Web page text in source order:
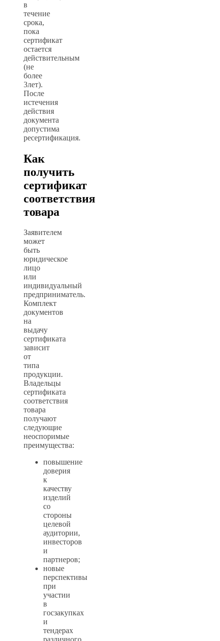
в
течение
срока,
пока
сертификат
остается
действительным
(не
более
3лет).
После
истечения
действия
документа
допустима
ресертификация.
Как
получить
сертификат
соответствия
товара
Заявителем
может
быть
юридическое
лицо
или
индивидуальный
предприниматель.
Комплект
документов
на
выдачу
сертификата
зависит
от
типа
продукции.
Владельцы
сертификата
соответствия
товара
получают
следующие
неоспоримые
преимущества:
повышение
доверия
к
качеству
изделий
со
стороны
целевой
аудитории,
инвесторов
и
партнеров;
новые
перспективы
при
участии
в
госзакупках
и
тендерах